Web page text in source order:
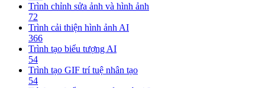
Trình chỉnh sửa ảnh và hình ảnh
72
Trình cải thiện hình ảnh AI
366
Trình tạo biểu tượng AI
54
Trình tạo GIF trí tuệ nhân tạo
54